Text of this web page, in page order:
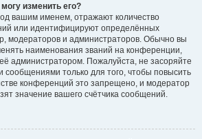
изменить его?
вашим именем, отражают количество
или идентифицируют определённых
модераторов и администраторов. Обычно вы
наименования званий на конференции,
администратором. Пожалуйста, не засоряйте
только для того, чтобы повысить
конференций это запрещено, и модератор
значение вашего счётчика сообщений.